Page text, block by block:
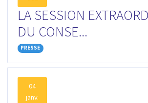
LA SESSION
DU CONSE...
PRESSE
04
janv.